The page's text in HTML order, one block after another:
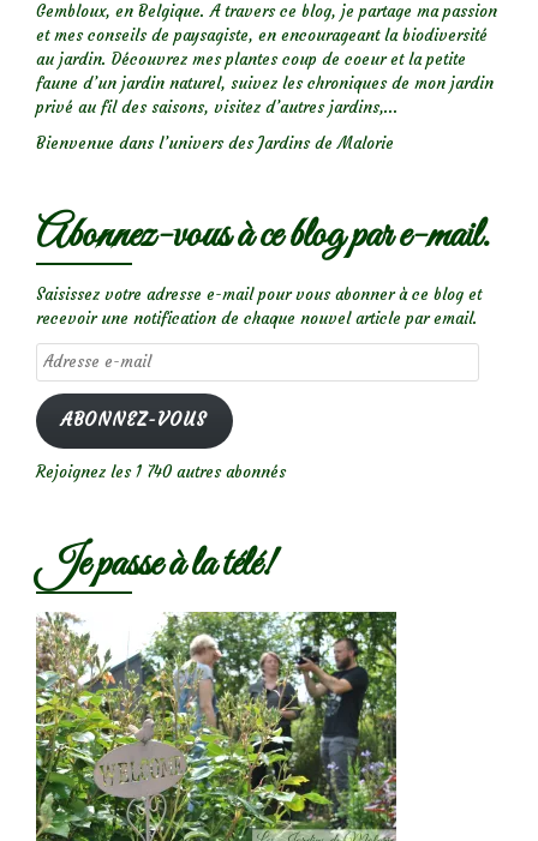
Gembloux, en Belgique. A travers ce blog, je partage ma passion
et mes conseils de paysagiste, en encourageant la biodiversité
au jardin. Découvrez mes plantes coup de coeur et la petite
faune d’un jardin naturel, suivez les chroniques de mon jardin
privé au fil des saisons, visitez d’autres jardins,...
Bienvenue dans l’univers des Jardins de Malorie
Abonnez-vous à ce blog par e-mail.
Saisissez votre adresse e-mail pour vous abonner à ce blog et
recevoir une notification de chaque nouvel article par email.
Adresse
e-
mail
ABONNEZ-VOUS
Rejoignez les 1 740 autres abonnés
Je passe à la télé!